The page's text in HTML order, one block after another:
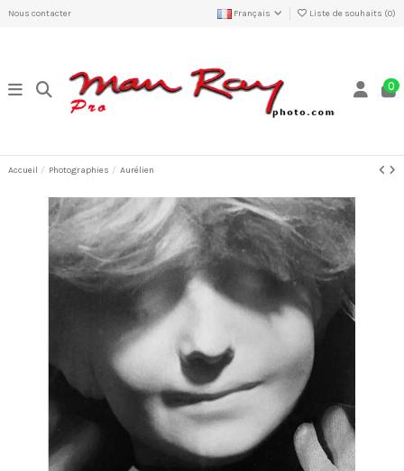
Nous contacter Français Liste de souhaits (0)
0
Accueil Photographies Aurélien